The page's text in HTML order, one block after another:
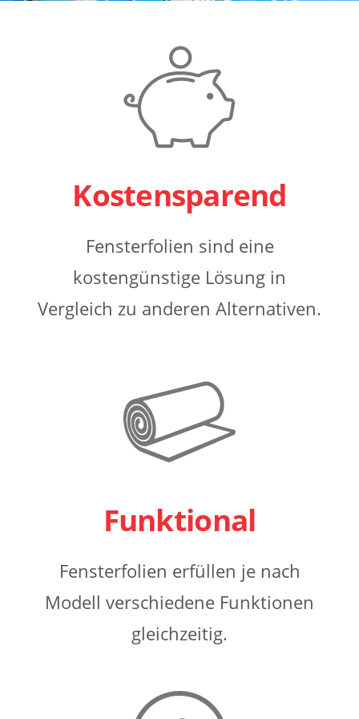
Kostensparend
Fensterfolien sind eine
kostengünstige Lösung in
Vergleich zu anderen Alternativen.
Funktional
Fensterfolien erfüllen je nach
Modell verschiedene Funktionen
gleichzeitig.